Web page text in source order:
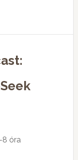
8 óra